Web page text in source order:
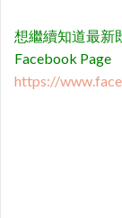
想繼續知道最新
Facebook Page
https://